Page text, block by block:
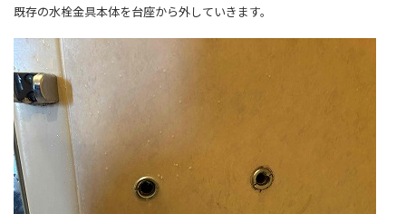
既存の水栓金具本体を台座から外していきます。